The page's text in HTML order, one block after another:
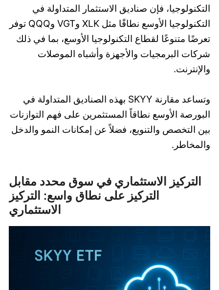
التكنولوجيا، فإن صناديق الاستثمار المتداولة في
التكنولوجيا الأوسع نطاقًا مثل XLK وVGT وQQQ توفر
تعرضًا متنوعًا لقطاع التكنولوجيا الأوسع، بما في ذلك
شركات البرمجيات والأجهزة وأشباه الموصلات
والإنترنت.
وتساعد مقارنة SKYY بهذه الصناديق المتداولة في
البورصة الأوسع نطاقاً المستثمرين على فهم التوازنات
بين التخصص والتنويع، فضلاً عن إمكانات النمو والدخل
والمخاطر.
التركيز الاستثماري في سوق محدد مقابل
التركيز على نطاق واسع: التركيز
الاستثماري